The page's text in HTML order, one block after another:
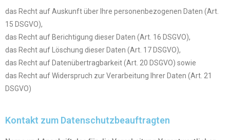
das Recht auf Auskunft über Ihre personenbezogenen Daten (Art.
15 DSGVO),
das Recht auf Berichtigung dieser Daten (Art. 16 DSGVO),
das Recht auf Löschung dieser Daten (Art. 17 DSGVO),
das Recht auf Datenübertragbarkeit (Art. 20 DSGVO) sowie
das Recht auf Widerspruch zur Verarbeitung Ihrer Daten (Art. 21
DSGVO)
Kontakt zum Datenschutzbeauftragten